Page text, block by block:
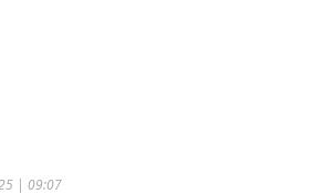
| 09:07